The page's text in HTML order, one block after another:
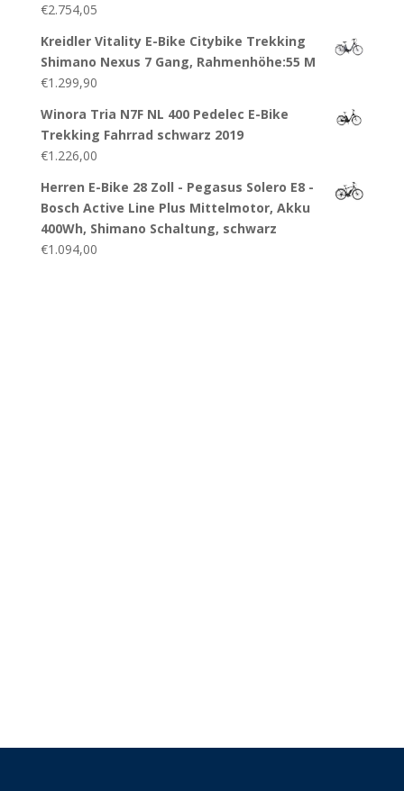
€2.754,05
Kreidler Vitality E-Bike Citybike Trekking
Shimano Nexus 7 Gang, Rahmenhöhe:55 M
€1.299,90
Winora Tria N7F NL 400 Pedelec E-Bike
Trekking Fahrrad schwarz 2019
€1.226,00
Herren E-Bike 28 Zoll - Pegasus Solero E8 -
Bosch Active Line Plus Mittelmotor, Akku
400Wh, Shimano Schaltung, schwarz
€1.094,00